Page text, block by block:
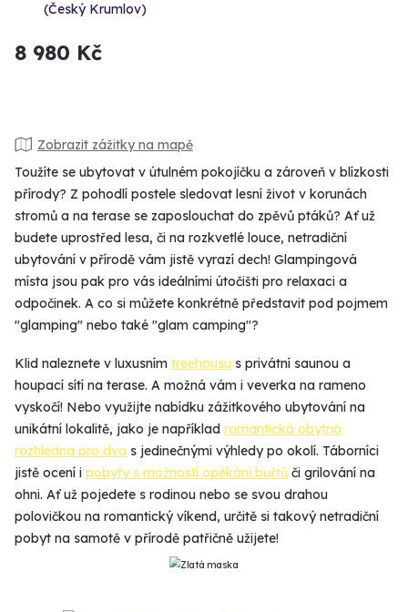
(Český Krumlov)
8 980 Kč
Zobrazit zážitky na mapě
Toužíte se ubytovat v útulném pokojíčku a zároveň v blízkosti
přírody? Z pohodlí postele sledovat lesní život v korunách
stromů a na terase se zaposlouchat do zpěvů ptáků? Ať už
budete uprostřed lesa, či na rozkvetlé louce, netradiční
ubytování v přírodě vám jistě vyrazí dech! Glampingová
místa jsou pak pro vás ideálními útočišti pro relaxaci a
odpočinek. A co si můžete konkrétně představit pod pojmem
"glamping" nebo také "glam camping"?
Klid naleznete v luxusním treehousu s privátní saunou a
houpací sítí na terase. A možná vám i veverka na rameno
vyskočí! Nebo využijte nabídku zážitkového ubytování na
unikátní lokalitě, jako je například romantická obytná
rozhledna pro dva s jedinečnými výhledy po okolí. Táborníci
jistě ocení i pobyty s možností opékání buřtů či grilování na
ohni. Ať už pojedete s rodinou nebo se svou drahou
polovičkou na romantický víkend, určitě si takový netradiční
pobyt na samotě v přírodě patřičně užijete!